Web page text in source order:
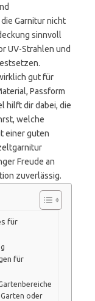
Garnitur nicht
sinnvoll
UV-Strahlen und
gut für
Passform
hilft dir dabei, die
welche
einer guten
Freude an
zuverlässig.
für
für
oder